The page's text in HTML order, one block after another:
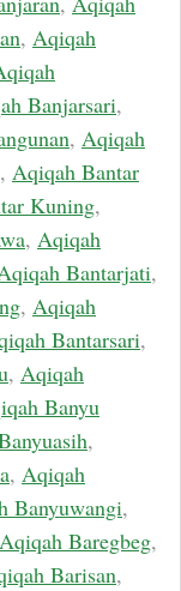
, Aqiqah
Banjarsari,
, Aqiqah
, Aqiqah Bantar
Kuning,
, Aqiqah
Bantarjati,
, Aqiqah
Bantarsari,
, Aqiqah
Banyu
,
, Aqiqah
Banyuwangi,
Aqiqah Baregbeg,
Barisan,